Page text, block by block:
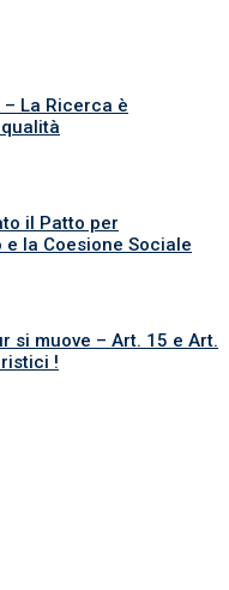
La Ricerca è
il Patto per
e la Coesione Sociale
si muove – Art. 15 e Art.
!